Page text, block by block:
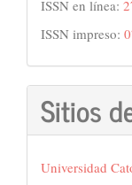
ISSN en línea:
ISSN impreso:
Sitios
Universidad